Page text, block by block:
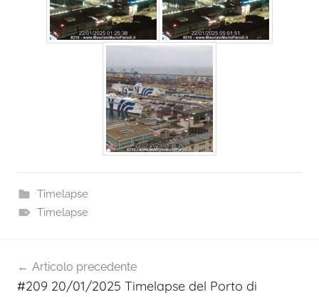
Timelapse
Timelapse
articoli
Articolo precedente
#209 20/01/2025 Timelapse del Porto di